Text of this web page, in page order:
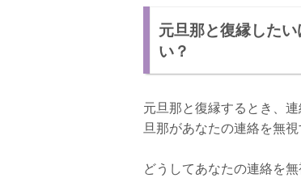
元旦那と復縁した
い？
元旦那と復縁するとき、
旦那があなたの連絡を無
どうしてあなたの連絡を